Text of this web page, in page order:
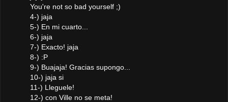
You're not so bad yourself ;)
4-) jaja
5-) En mi cuarto...
6-) jaja
7-) Exacto! jaja
8-) :P
9-) Buajaja! Gracias supongo...
10-) jaja si
11-) Lleguele!
12-) con Ville no se meta!